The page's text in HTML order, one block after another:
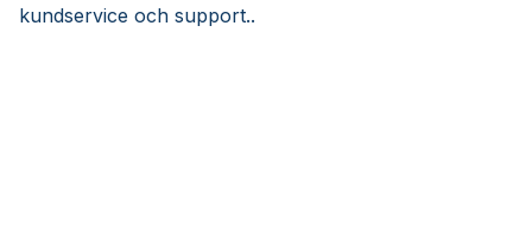
kundservice och support..